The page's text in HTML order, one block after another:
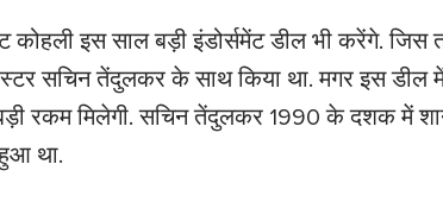
कोहली इस साल बड़ी इंडोर्समेंट डील भी करेंगे. जिस
सचिन तेंदुलकर के साथ किया था. मगर इस डील में
रकम मिलेगी. सचिन तेंदुलकर 1990 के दशक में
था.